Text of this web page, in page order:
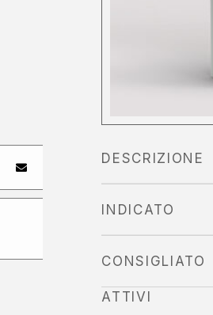
DESCRIZIONE
INDICATO
CONSIGLIATO
ATTIVI